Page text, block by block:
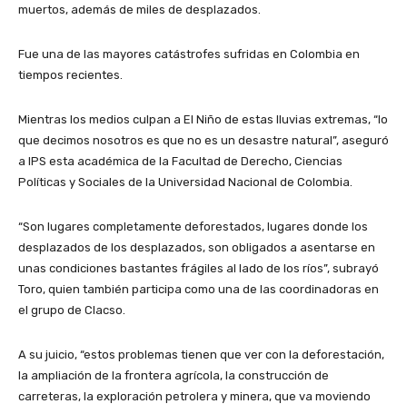
muertos, además de miles de desplazados.
Fue una de las mayores catástrofes sufridas en Colombia en
tiempos recientes.
Mientras los medios culpan a El Niño de estas lluvias extremas, “lo
que decimos nosotros es que no es un desastre natural”, aseguró
a IPS esta académica de la Facultad de Derecho, Ciencias
Políticas y Sociales de la Universidad Nacional de Colombia.
“Son lugares completamente deforestados, lugares donde los
desplazados de los desplazados, son obligados a asentarse en
unas condiciones bastantes frágiles al lado de los ríos”, subrayó
Toro, quien también participa como una de las coordinadoras en
el grupo de Clacso.
A su juicio, “estos problemas tienen que ver con la deforestación,
la ampliación de la frontera agrícola, la construcción de
carreteras, la exploración petrolera y minera, que va moviendo